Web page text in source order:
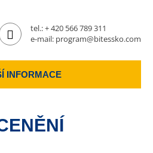
tel.:+ 420 566 789 311
e-mail: program@bitessko.com
INFORMACE